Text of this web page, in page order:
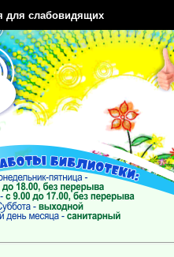
для слабовидящих